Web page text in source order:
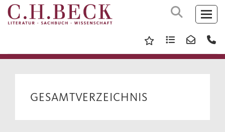
GESAMTVERZEICHNIS